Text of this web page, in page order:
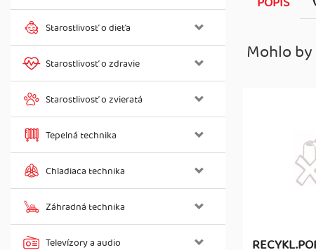
Starostlivosť o dieťa
Starostlivosť o zdravie
Starostlivosť o zvieratá
Tepelná technika
Chladiaca technika
Záhradná technika
Televízory a audio
Mohlo